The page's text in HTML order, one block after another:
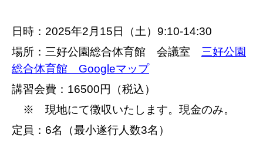
日時：2025年2月15日（土）9:10-14:30
場所：三好公園総合体育館 会議室 三好公園
総合体育館 Googleマップ
講習会費：16500円（税込）
※ 現地にて徴収いたします。現金のみ。
定員：6名（最小遂行人数3名）